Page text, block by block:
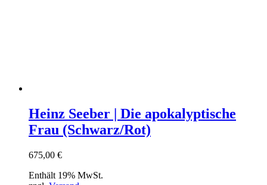
Heinz Seeber | Die apokalyptische
Frau (Schwarz/Rot)
675,00 €
Enthält 19% MwSt.